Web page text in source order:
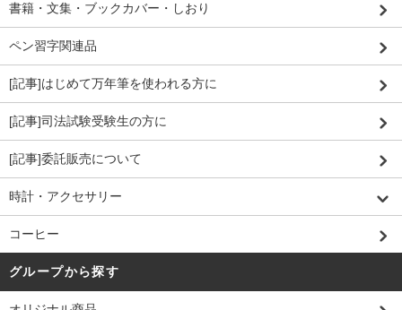
書籍・文集・ブックカバー・しおり
ペン習字関連品
[記事]はじめて万年筆を使われる方に
[記事]司法試験受験生の方に
[記事]委託販売について
時計・アクセサリー
コーヒー
グループから探す